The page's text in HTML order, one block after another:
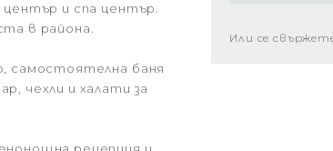
и спа център.
в района.
самостоятелна баня
чехли и халати за
Или се